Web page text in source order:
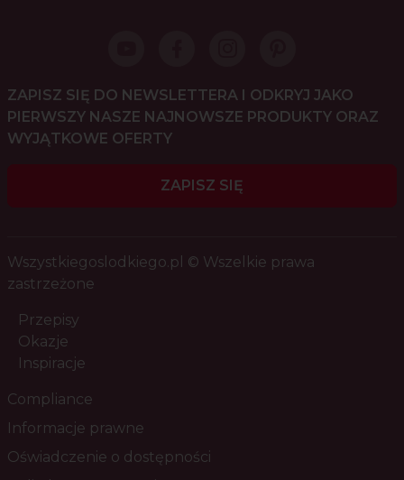
ZAPISZ SIĘ DO NEWSLETTERA I ODKRYJ JAKO
PIERWSZY NASZE NAJNOWSZE PRODUKTY ORAZ
WYJĄTKOWE OFERTY
ZAPISZ SIĘ
Wszystkiegoslodkiego.pl © Wszelkie prawa
zastrzeżone
Przepisy
Okazje
Inspiracje
Compliance
Informacje prawne
Oświadczenie o dostępności